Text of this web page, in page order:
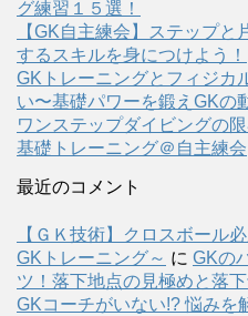
グ練習１５選！
【GK自主練会】ステップ
するスキルを身につけよう！
GKトレーニングとフィジカ
い〜基礎パワーを鍛えGKの
ワンステップダイビングの
基礎トレーニング＠自主練会
最近のコメント
【ＧＫ技術】クロスボール
GKトレーニング～ に GKの
ツ！落下地点の見極めと落
GKコーチがいない!? 悩みを